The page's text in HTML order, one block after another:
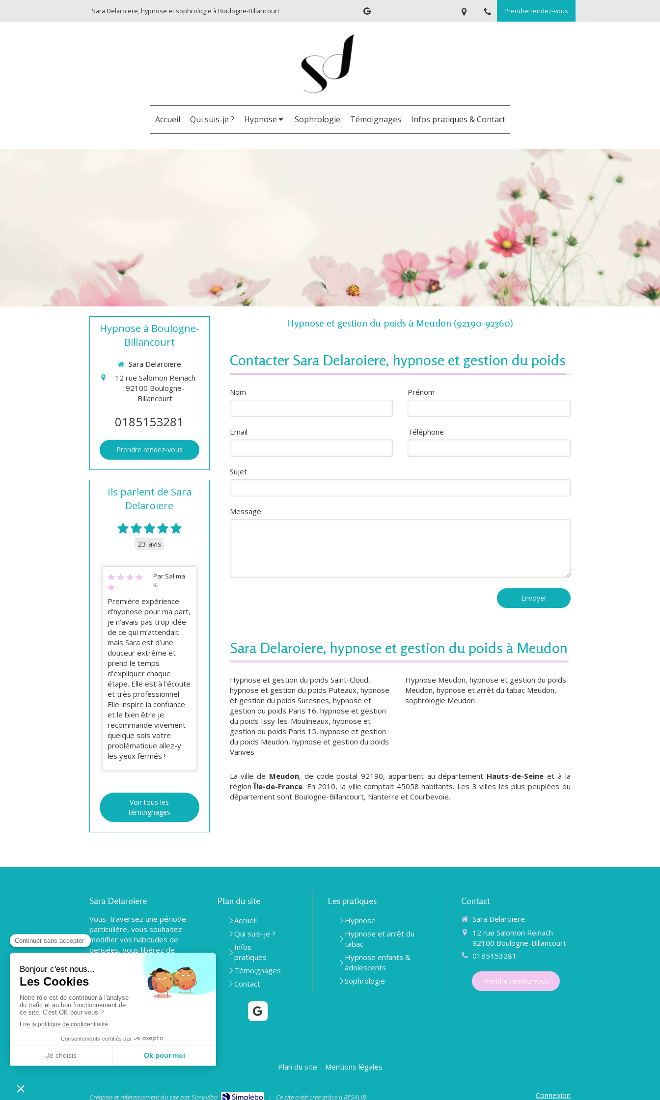
Sara Delaroiere, hypnose et sophrologie à Boulogne-Billancourt Prendre rendez-vous
Accueil Qui suis-je ? Hypnose Sophrologie Témoignages Infos pratiques & Contact
Hypnose et gestion du poids à Meudon (92190-92360)
Contacter Sara Delaroiere, hypnose et gestion du poids
Nom Prénom
Email Téléphone
Sujet
Message
Envoyer
Sara Delaroiere, hypnose et gestion du poids à Meudon
Hypnose et gestion du poids Saint-Cloud,
hypnose et gestion du poids Puteaux, hypnose
et gestion du poids Suresnes, hypnose et
gestion du poids Paris 16, hypnose et gestion
du poids Issy-les-Moulineaux, hypnose et
gestion du poids Paris 15, hypnose et gestion
du poids Meudon, hypnose et gestion du poids
Vanves
Hypnose Meudon, hypnose et gestion du poids
Meudon, hypnose et arrêt du tabac Meudon,
sophrologie Meudon
La ville de Meudon, de code postal 92190, appartient au département Hauts-de-Seine et à la
régionÎle-de-France. En 2010, la ville comptait 45058 habitants. Les 3 villes les plus peuplées du
département sont Boulogne-Billancourt, Nanterre et Courbevoie.
Hypnose à Boulogne-
Billancourt
Sara Delaroiere
12 rue Salomon Reinach
92100 Boulogne-
Billancourt
0185153281
Prendre rendez-vous
Ils parlent de Sara
Delaroiere
23 avis
Par Salima
K.
Première expérience
d’hypnose pour ma part,
je n’avais pas trop idée
de ce qui m’attendait
mais Sara est d’une
douceur extrême et
prend le temps
d’expliquer chaque
étape. Elle est à l’écoute
et très professionnel
Elle inspire la confiance
et le bien être je
recommande vivement
quelque sois votre
problématique allez-y
les yeux fermés !
Voir tous les
témoignages
Sara Delaroiere
Vous traversez une période
particulière, vous souhaitez
modifier vos habitudes de
pensées, vous libérez de
pour pouvoir vous
transformer, ou simplement
être en accord avec vous
même et vous projeter
positivement. Je vous
propose de vous
Plan du site
Accueil
Qui suis-je ?
Infos
pratiques
Témoignages
Contact
Les pratiques
Hypnose
Hypnose et arrêt du
tabac
Hypnose enfants &
adolescents
Sophrologie
Contact
Sara Delaroiere
12 rue Salomon Reinach
92100 Boulogne-Billancourt
0185153281
Prendre rendez-vous
Plan du site Mentions légales
Création et référencement du site par Simplébo | Ce site a été créé grâce àRESALIB Connexion